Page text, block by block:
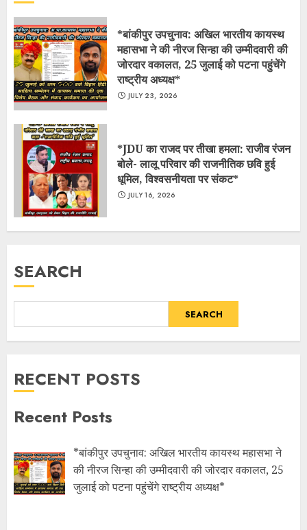
*बांकीपुर उपचुनाव: अखिल भारतीय कायस्थ
महासभा ने की नीरज सिन्हा की उम्मीदवारी की
जोरदार वकालत, 25 जुलाई को पटना पहुंचेंगे
राष्ट्रीय अध्यक्ष*
JULY 23, 2026
*JDU का राजद पर तीखा हमला: राजीव रंजन
बोले- लालू परिवार की राजनीतिक छवि हुई
धूमिल, विश्वसनीयता पर संकट*
JULY 16, 2026
SEARCH
SEARCH
RECENT POSTS
Recent Posts
*बांकीपुर उपचुनाव: अखिल भारतीय कायस्थ महासभा ने
की नीरज सिन्हा की उम्मीदवारी की जोरदार वकालत, 25
जुलाई को पटना पहुंचेंगे राष्ट्रीय अध्यक्ष*